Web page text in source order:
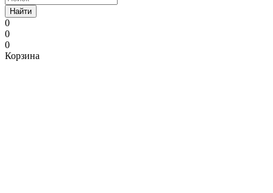
Найти
0
0
0
Корзина